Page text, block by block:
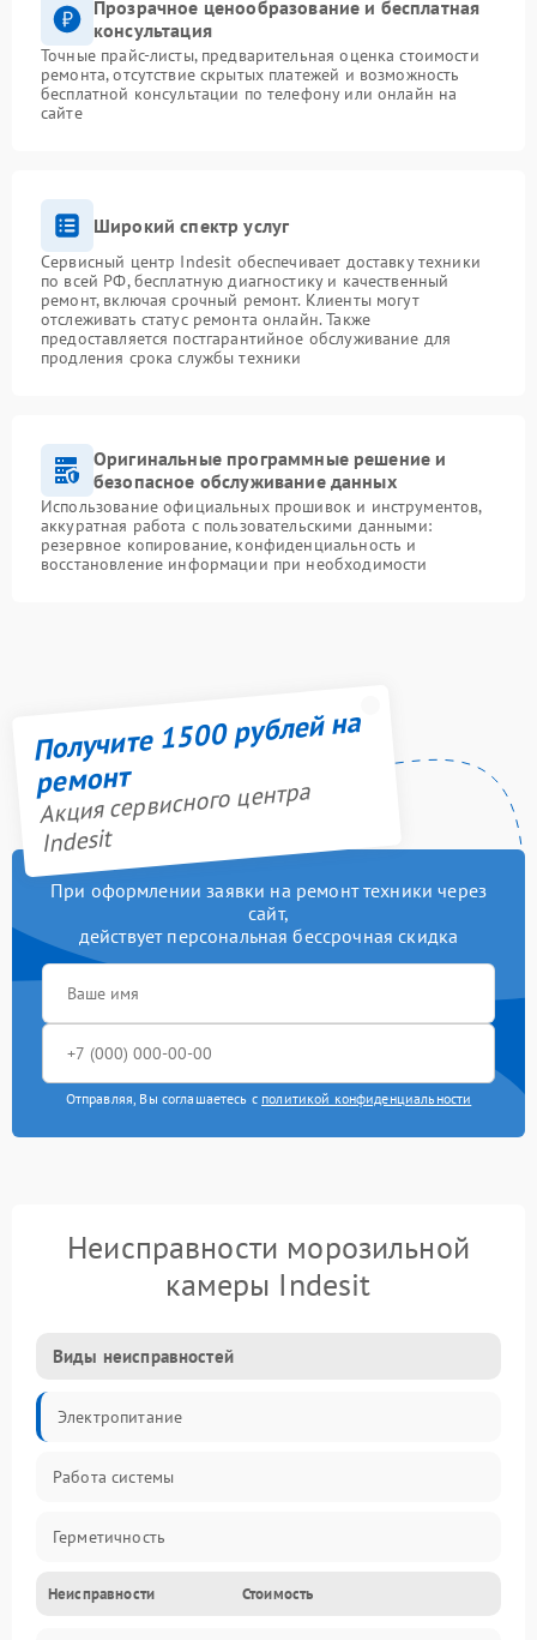
Прозрачное ценообразование и бесплатная
консультация
Точные прайс-листы, предварительная оценка стоимости
ремонта, отсутствие скрытых платежей и возможность
бесплатной консультации по телефону или онлайн на
сайте
Широкий спектр услуг
Сервисный центр Indesit обеспечивает доставку техники
по всей РФ, бесплатную диагностику и качественный
ремонт, включая срочный ремонт. Клиенты могут
отслеживать статус ремонта онлайн. Также
предоставляется постгарантийное обслуживание для
продления срока службы техники
Оригинальные программные решение и
безопасное обслуживание данных
Использование официальных прошивок и инструментов,
аккуратная работа с пользовательскими данными:
резервное копирование, конфиденциальность и
восстановление информации при необходимости
Получите 1500 рублей на
ремонт
Акция сервисного центра
Indesit
При оформлении заявки на ремонт техники через
сайт,
действует персональная бессрочная скидка
Отправляя, Вы соглашаетесь с политикой конфиденциальности
Неисправности морозильной
камеры Indesit
Виды неисправностей
Электропитание
Работа системы
Герметичность
Механика
Неисправности Стоимость